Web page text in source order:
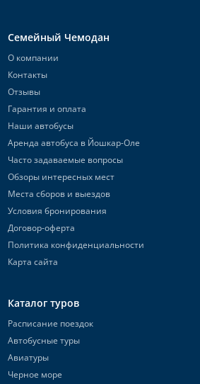
Семейный Чемодан
О компании
Контакты
Отзывы
Гарантия и оплата
Наши автобусы
Аренда автобуса в Йошкар-Оле
Часто задаваемые вопросы
Обзоры интересных мест
Места сборов и выездов
Условия бронирования
Договор-оферта
Политика конфиденциальности
Карта сайта
Каталог туров
Расписание поездок
Автобусные туры
Авиатуры
Черное море